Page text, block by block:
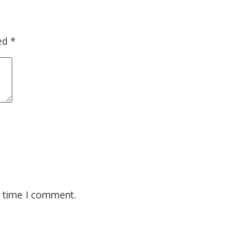
*
I comment.